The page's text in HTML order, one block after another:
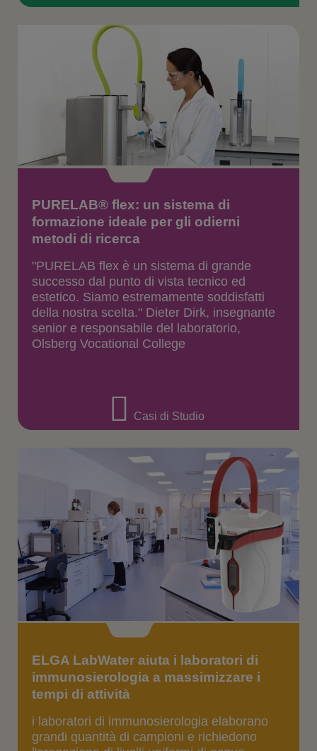
PURELAB® flex: un sistema di
formazione ideale per gli odierni
metodi di ricerca
"PURELAB flex è un sistema di grande
successo dal punto di vista tecnico ed
estetico. Siamo estremamente soddisfatti
della nostra scelta." Dieter Dirk, insegnante
senior e responsabile del laboratorio,
Olsberg Vocational College
Casi di Studio
ELGA LabWater aiuta i laboratori di
immunosierologia a massimizzare i
tempi di attività
i laboratori di immunosierologia elaborano
grandi quantità di campioni e richiedono